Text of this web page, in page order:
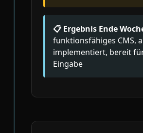
📋 Ergebnis Ende
funktionsfähiges CMS,
implementiert, bereit
Eingabe